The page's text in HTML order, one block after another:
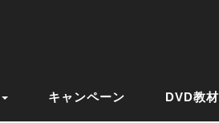
キャンペーン DVD教材